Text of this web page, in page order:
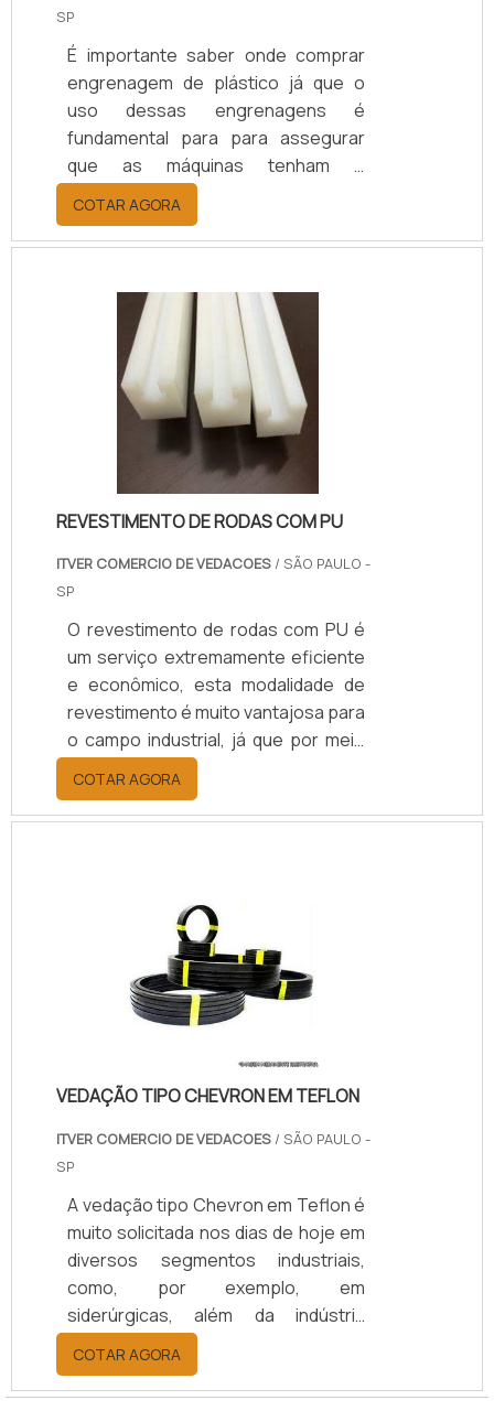
SP
É importante saber onde comprar
engrenagem de plástico já que o
uso dessas engrenagens é
fundamental para para assegurar
que as máquinas tenham o
funcionamento correto. As
engrenagens são utilizadas
principalmente em equipamentos
intuito de garantir que aconteça a
transmissão de movimentos,
tornando possível a redução e até
mesmo o aumento das
forças.Vantagens e benefícios
desse produtoO plástico tem
diversos benefícios graças às
características elétricas, t.
COTAR AGORA
REVESTIMENTO DE RODAS COM PU
ITVER COMERCIO DE VEDACOES / SÃO PAULO -
SP
O revestimento de rodas com PU é
um serviço extremamente eficiente
e econômico, esta modalidade de
revestimento é muito vantajosa para
o campo industrial, já que por meio
dele, as rodas de variadas
dimensões podem contar com
eficiência em termos de resistência
Químicas; Automobilísticas; Papel e
celulose.Vantagens e
características fundamentais desse
serviçoO poliuretano é um material
que resiste a altas temperaturas e
COTAR AGORA
VEDAÇÃO TIPO CHEVRON EM TEFLON
ITVER COMERCIO DE VEDACOES / SÃO PAULO -
SP
A vedação tipo Chevron em Teflon é
muito solicitada nos dias de hoje em
diversos segmentos industriais,
como, por exemplo, em
siderúrgicas, além da indústria
química, alimentícia, entre outras.
Isso porque a gaxeta do tipo
Chevron é um elemento
COTAR AGORA